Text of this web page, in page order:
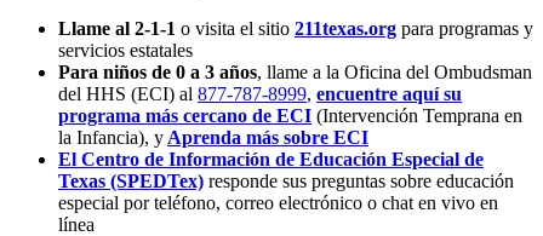
Llame al 2-1-1 o visita el sitio 211texas.org para programas y
servicios estatales
Para niños de 0 a 3 años, llame a la Oficina del Ombudsman
del HHS (ECI) al 877-787-8999, encuentre aquí su
programa más cercano de ECI (Intervención Temprana en
la Infancia), y Aprenda más sobre ECI
El Centro de Información de Educación Especial de
Texas (SPEDTex) responde sus preguntas sobre educación
especial por teléfono, correo electrónico o chat en vivo en
línea